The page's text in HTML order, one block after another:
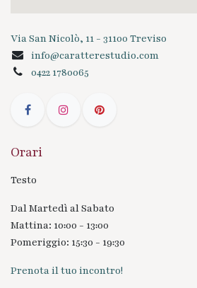
Via San Nicolò, 11 - 31100 Treviso
info@caratterestudio.com
0422 1780065
Orari
Testo
Dal Martedì al Sabato
Mattina: 10:00 - 13:00
Pomeriggio: 15:30 - 19:30
Prenota il tuo incontro!